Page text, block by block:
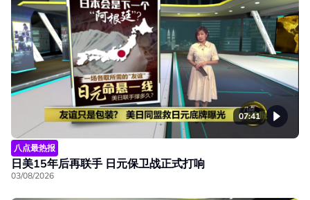
07:41
八点最热报
日美15年后再联手 日元保卫战正式打响
03/08/2026